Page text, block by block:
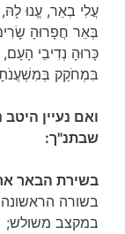
עֲלִי בְאֵר, עֱנוּ לָהּ,
בְּאֵר חֲפָרוּהָ
כָּרוּהָ נְדִיבֵי הָעָם,
בִּמְחֹקֵק
ואם נעיין
שבתנ"ך:
בשירת הבאר
בשורה
במקצב משולש;